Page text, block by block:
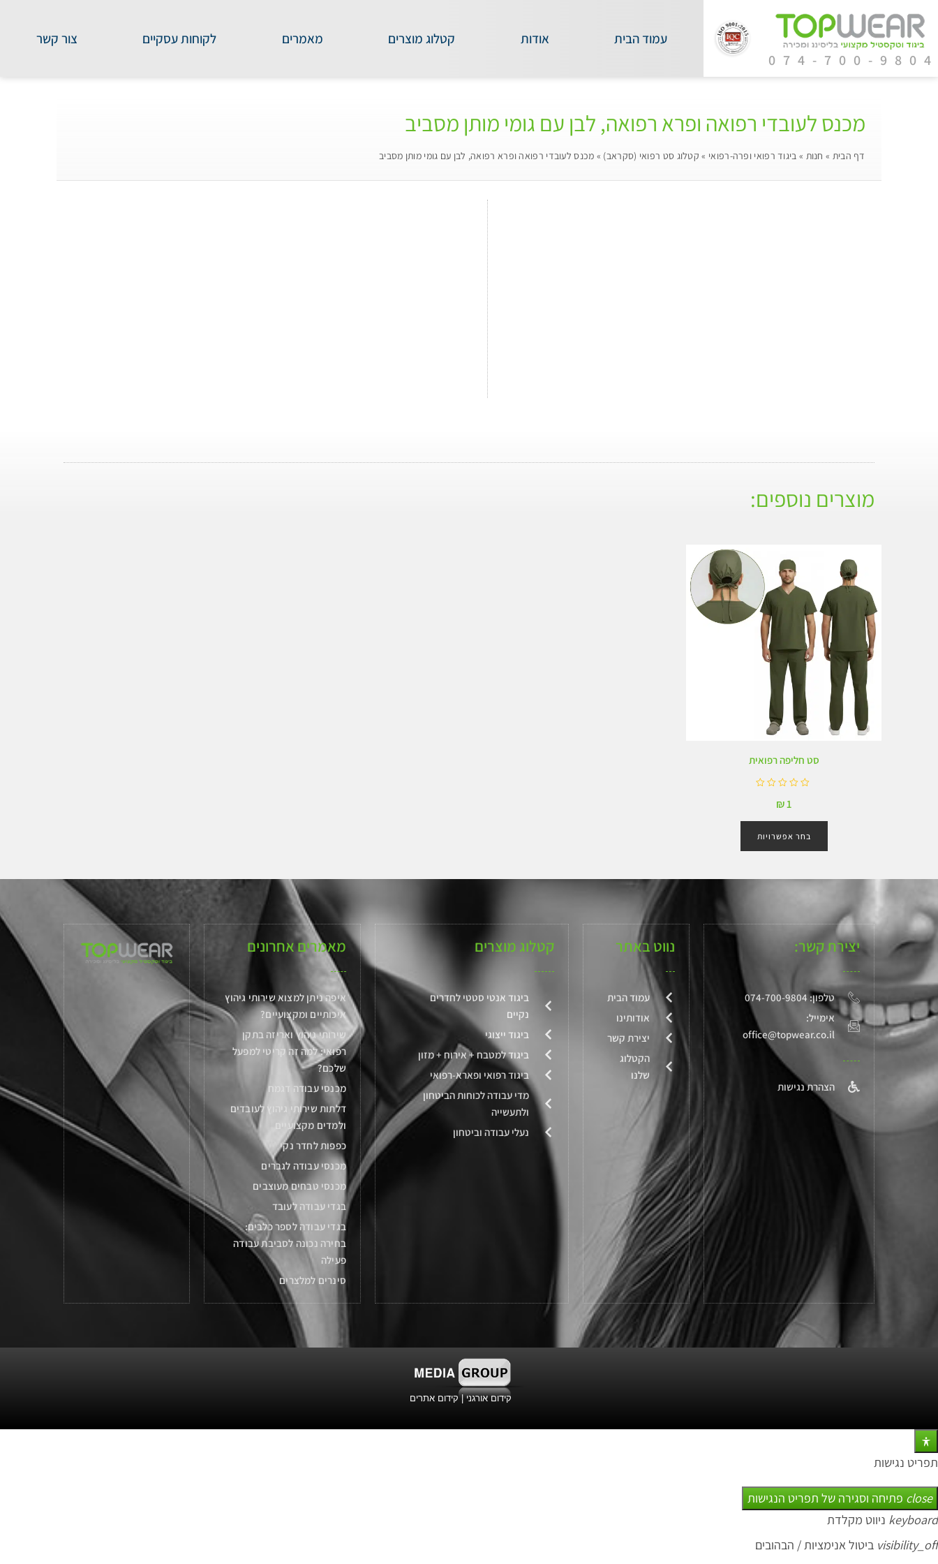
074-700-9804
עמוד הבית אודות קטלוג מוצרים מאמרים לקוחות עסקיים צור קשר
מכנס לעובדי רפואה ופרא רפואה, לבן עם גומי מותן מסביב
דף הבית » חנות » ביגוד רפואי ופרה-רפואי » קטלוג סט רפואי (סקראב) » מכנס לעובדי רפואה ופרא רפואה, לבן עם גומי מותן מסביב
מוצרים נוספים:
סט חליפה רפואית
ר
0
מ
ך
1
₪
בחר אפשרויות
יצירת קשר:
טלפון: 074-700-9804
אימייל:
office@topwear.co.il
הצהרת נגישות
נווט באתר
עמוד הבית
אודותינו
יצירת קשר
הקטלוג
שלנו
קטלוג מוצרים
ביגוד אנטי סטטי לחדרים
נקיים
ביגוד ייצוגי
ביגוד למטבח + אירוח + מזון
ביגוד רפואי ופארא-רפואי
מדי עבודה לכוחות הביטחון
ולתעשייה
נעלי עבודה וביטחון
מאמרים אחרונים
איפה ניתן למצוא שירותי גיהוץ
איכותיים ומקצועיים?
שירותי גיהוץ ואריזה בתקן
רפואי: למה זה קריטי למפעל
שלכם?
מכנסי עבודה דגמח
דלתות שירותי גיהוץ לעובדים
ולמדים מקצועיים
כפפות לחדר נקי
מכנסי עבודה לגברים
מכנסי טבחים מעוצבים
בגדי עבודה לעובד
בגדי עבודה לספר כלבים:
בחירה נכונה לסביבת עבודה
פעילה
סינרים למלצרים
קידום אורגני|קידום אתרים
תפריט נגישות
close פתיחה וסגירה של תפריט הנגישות
keyboard ניווט מקלדת
visibility_off ביטול אנימציות / הבהובים